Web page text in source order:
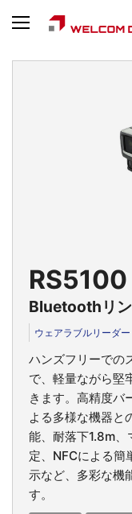
RS5100
Bluetoothリ
ウェアラブルリーダー
ハンズフリーでの
で、軽量ながら堅
きます。高精度
よる多様な機器と
能、耐落下1.8m、
定、NFCによる簡
示など、多彩な機
す。